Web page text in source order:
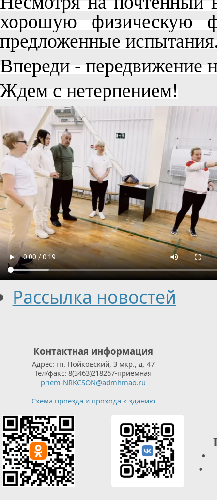
хорошую физическую
предложенные
Впереди - передвижение
Ждем с нетерпением!
Рассылка новостей
Контактная информация
Адрес: гп. Пойковский, 3 мкр., д. 47
Тел/факс: 8(3463)218267-приемная
priem-NRKCSON@admhmao.ru
Схема проезда и прохода к зданию
•
•